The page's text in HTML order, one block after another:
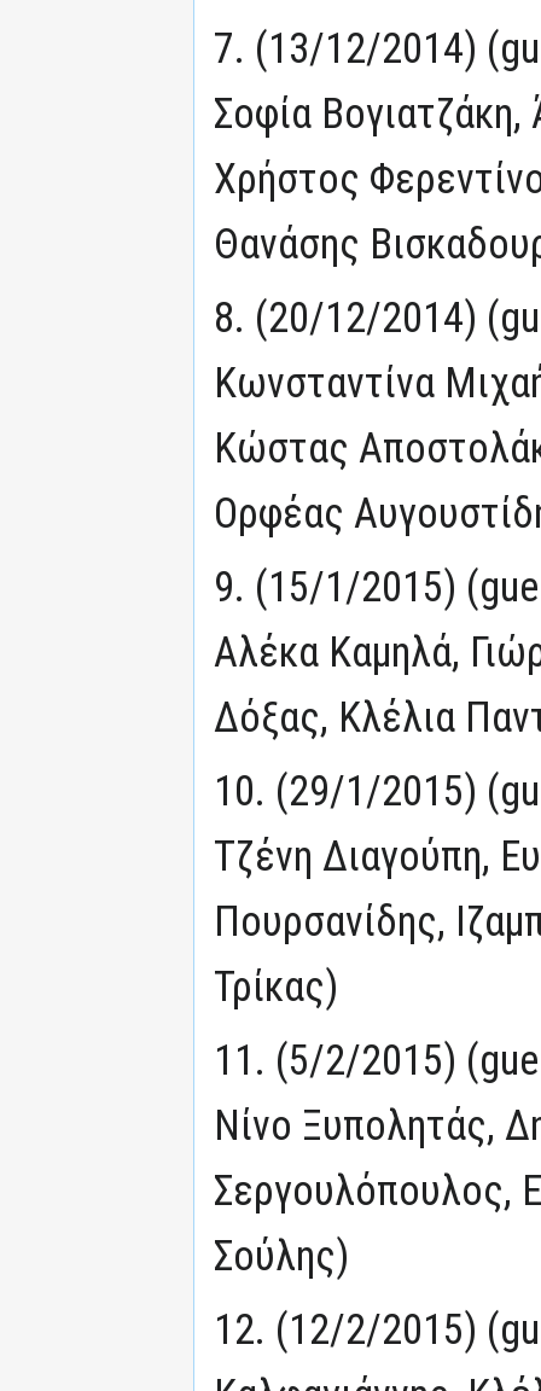
7. (13/12/2014)
Σοφία
Χρήστος
Θανάσης
8. (20/12/2014)
Κωνσταντίνα
Κώστας
Ορφέας
9. (15/1/2015)
Αλέκα Καμηλά,
Δόξας, Κλέλια
10. (29/1/2015)
Τζένη Διαγούπη,
Πουρσανίδης,
Τρίκας)
11. (5/2/2015)
Νίνο Ξυπολητάς,
Σεργουλόπουλος,
Σούλης)
12. (12/2/2015)